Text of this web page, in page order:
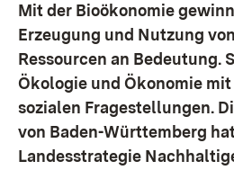
Mit der Bioökonomie
Erzeugung und Nutzung
Ressourcen an Bedeutung.
Ökologie und Ökonomie
sozialen Fragestellungen.
von Baden-Württemberg
Landesstrategie